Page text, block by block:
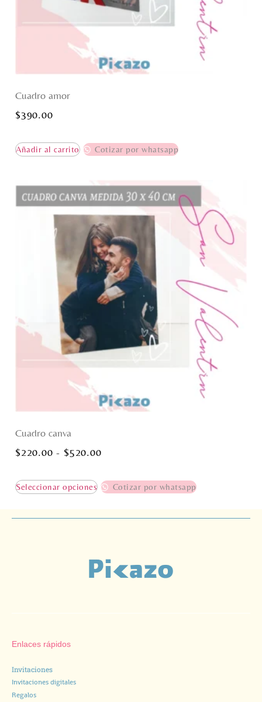
Cuadro amor
$390.00
Añadir al carrito Cotizar por whatsapp
Cuadro canva
$220.00 - $520.00
Seleccionar opciones Cotizar por whatsapp
Enlaces rápidos
Invitaciones
Invitaciones digitales
Regalos